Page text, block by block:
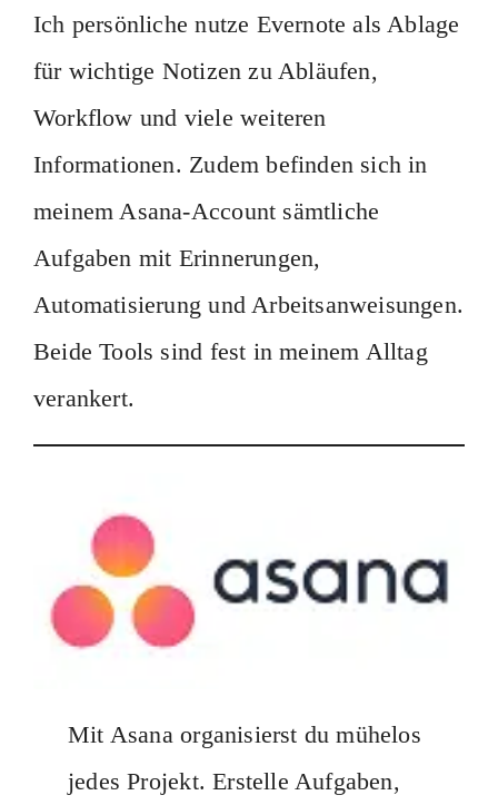
Ich persönliche nutze Evernote als Ablage
für wichtige Notizen zu Abläufen,
Workflow und viele weiteren
Informationen. Zudem befinden sich in
meinem Asana-Account sämtliche
Aufgaben mit Erinnerungen,
Automatisierung und Arbeitsanweisungen.
Beide Tools sind fest in meinem Alltag
verankert.
Mit Asana organisierst du mühelos
jedes Projekt. Erstelle Aufgaben,